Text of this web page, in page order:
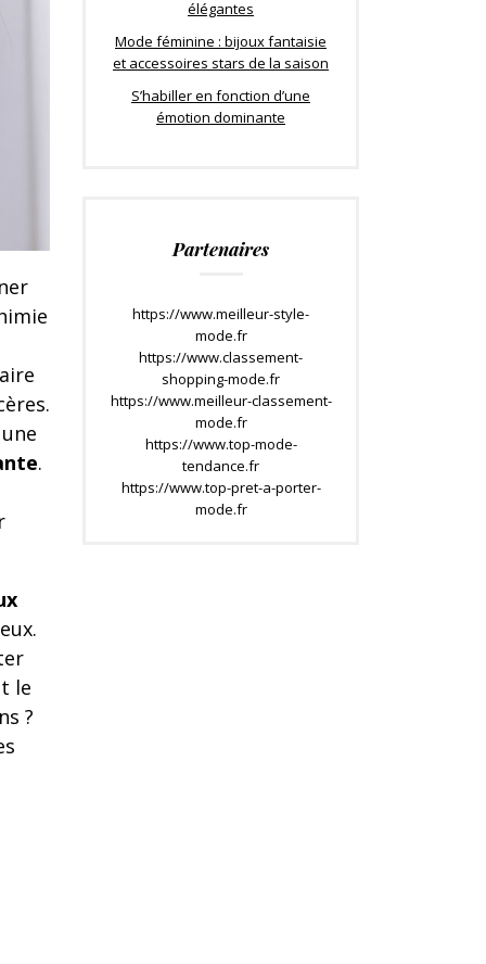
.
le
?
élégantes
Mode féminine : bijoux fantaisie
et accessoires stars de la saison
S’habiller en fonction d’une
émotion dominante
Partenaires
https://www.meilleur-style-
mode.fr
https://www.classement-
shopping-mode.fr
https://www.meilleur-classement-
mode.fr
https://www.top-mode-
tendance.fr
https://www.top-pret-a-porter-
mode.fr